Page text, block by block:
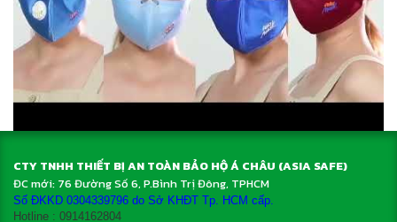
CTY TNHH THIẾT BỊ AN TOÀN BẢO HỘ Á CHÂU (ASIA SAFE)
ĐC mới: 76 Đường Số 6, P.Bình Trị Đông, TPHCM
Số ĐKKD 0304339796 do Sở KHĐT Tp. HCM cấp.
Hotline : 0914162804